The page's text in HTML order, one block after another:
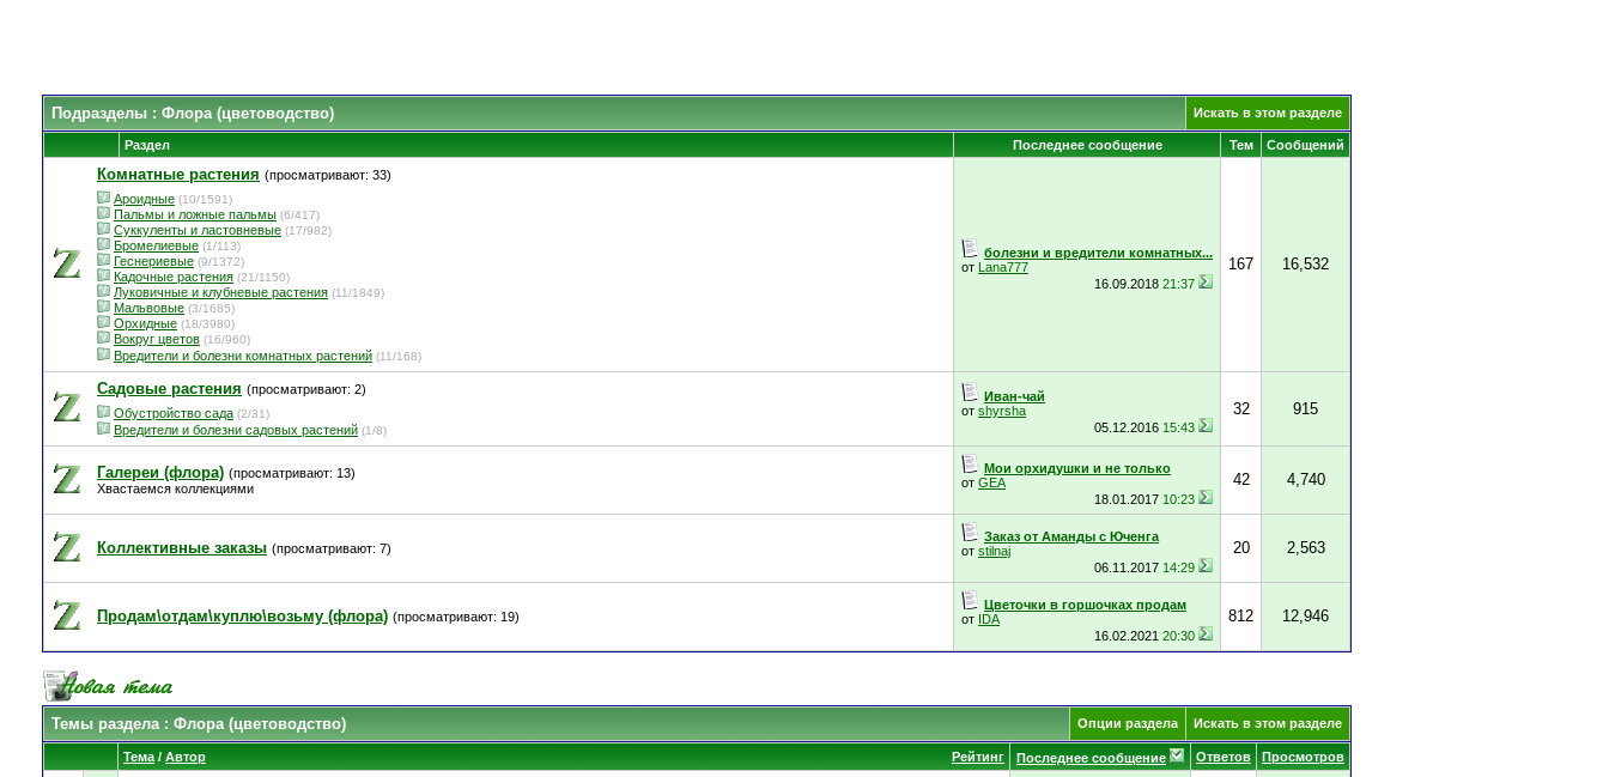
Подразделы : Флора (цветоводство) Искать в этом разделе
Раздел Последнее сообщение Тем Сообщений
Комнатные растения (просматривают: 33)
Ароидные (10/1591)
Пальмы и ложные пальмы (6/417)
Суккуленты и ластовневые (17/982)
Бромелиевые (1/113)
Геснериевые (9/1372)
Кадочные растения (21/1150)
Луковичные и клубневые растения (11/1849)
Мальвовые (3/1685)
Орхидные (18/3980)
Вокруг цветов (16/960)
Вредители и болезни комнатных растений (11/168)
болезни и вредители комнатных...
от Lana777
16.09.2018 21:37
167 16,532
Садовые растения (просматривают: 2)
Обустройство сада (2/31)
Вредители и болезни садовых растений (1/8)
Иван-чай
от shyrsha
05.12.2016 15:43
32 915
Галереи (флора) (просматривают: 13)
Хвастаемся коллекциями
Мои орхидушки и не только
от GEA
18.01.2017 10:23
42 4,740
Коллективные заказы (просматривают: 7)
Заказ от Аманды с Юченга
от stilnaj
06.11.2017 14:29
20 2,563
Продам\отдам\куплю\возьму (флора) (просматривают: 19)
Цветочки в горшочках продам
от IDA
16.02.2021 20:30
812 12,946
Темы раздела: Флора (цветоводство) Опции раздела Искать в этом разделе
Рейтинг
Тема / Автор Последнее сообщение Ответов Просмотров